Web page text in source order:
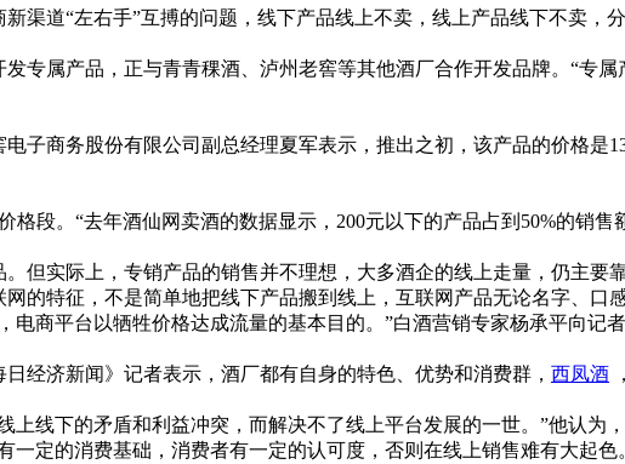
道“左右手”互搏的问题，线下产品线上不卖，线上产品线下不卖，
属产品，正与青青稞酒、泸州老窖等其他酒厂合作开发品牌。“专属
商务股份有限公司副总经理夏军表示，推出之初，该产品的价格是
段。“去年酒仙网卖酒的数据显示，200元以下的产品占到50%的销售
实际上，专销产品的销售并不理想，大多酒企的线上走量，仍主要靠
特征，不是简单地把线下产品搬到线上，互联网产品无论名字、口
平台以牺牲价格达成流量的基本目的。”白酒营销专家杨承平向记
济新闻》记者表示，酒厂都有自身的特色、优势和消费群， 西凤酒
下的矛盾和利益冲突，而解决不了线上平台发展的一世。”他认为
定的消费基础，消费者有一定的认可度，否则在线上销售难有大起色